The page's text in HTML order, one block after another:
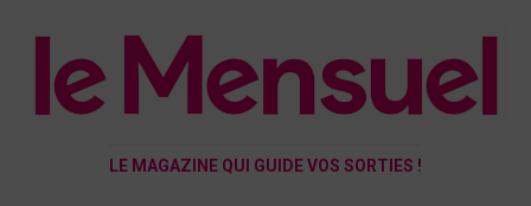
LE MAGAZINE QUI GUIDE VOS SORTIES !